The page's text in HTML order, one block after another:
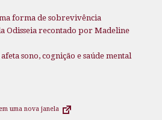
forma de sobrevivência
Odisseia recontado por Madeline
sono, cognição e saúde mental
uma nova janela